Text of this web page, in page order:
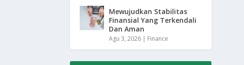
Mewujudkan Stabilitas
Finansial Yang Terkendali
Dan Aman
Agu 3, 2026 | Finance